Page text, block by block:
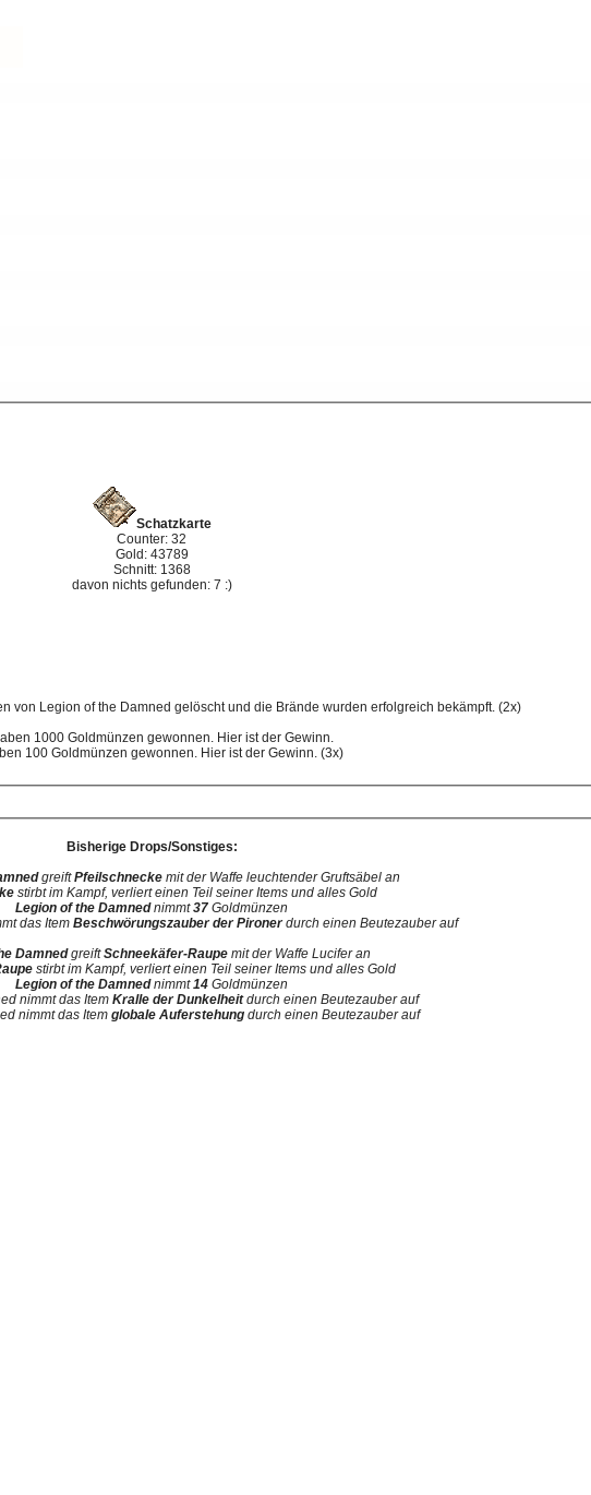
Schatzkarte
Counter: 32
Gold: 43789
Schnitt: 1368
davon nichts gefunden: 7 :)
von Legion of the Damned gelöscht und die Brände wurden erfolgreich bekämpft. (2x)
1000 Goldmünzen gewonnen. Hier ist der Gewinn.
100 Goldmünzen gewonnen. Hier ist der Gewinn. (3x)
Bisherige Drops/Sonstiges:
greiftPfeilschnecke mit der Waffe leuchtender Gruftsäbel an
stirbt im Kampf, verliert einen Teil seiner Items und alles Gold
Legion of the Damnednimmt37 Goldmünzen
das Item Beschwörungszauber der Pironerdurch einen Beutezauber auf
DamnedgreiftSchneekäfer-Raupe mit der Waffe Lucifer an
stirbt im Kampf, verliert einen Teil seiner Items und alles Gold
Legion of the Damnednimmt14 Goldmünzen
nimmt das Item Kralle der Dunkelheitdurch einen Beutezauber auf
nimmt das Item globale Auferstehung durch einen Beutezauber auf